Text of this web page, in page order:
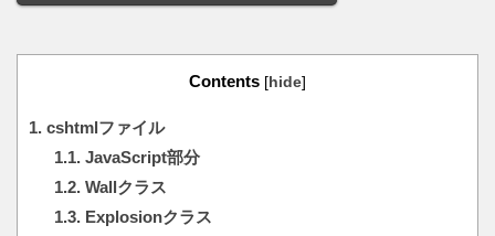
Contents [ hide]
1. cshtmlファイル
1.1.JavaScript部分
1.2.Wallクラス
1.3.Explosionクラス